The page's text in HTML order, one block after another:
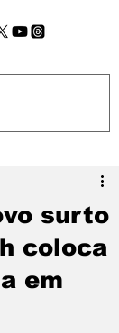
surto
coloca
em